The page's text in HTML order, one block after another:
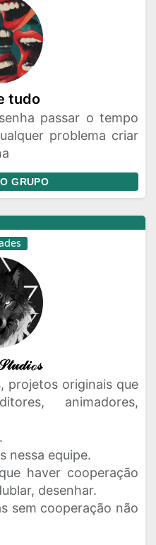
tudo
passar o tempo
problema criar
GRUPO
projetos originais que
animadores,
nessa equipe.
haver cooperação
desenhar.
sem cooperação não